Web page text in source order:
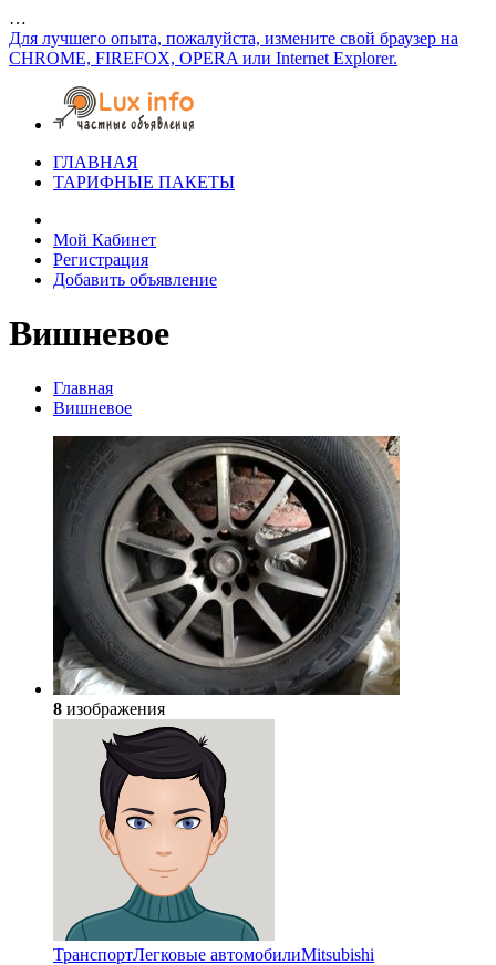
…
Для лучшего опыта, пожалуйста, измените свой браузер на
CHROME, FIREFOX, OPERA или Internet Explorer.
ГЛАВНАЯ
ТАРИФНЫЕ ПАКЕТЫ
Мой Кабинет
Регистрация
Добавить объявление
Вишневое
Главная
Вишневое
8 изображения
ТранспортЛегковые автомобилиMitsubishi